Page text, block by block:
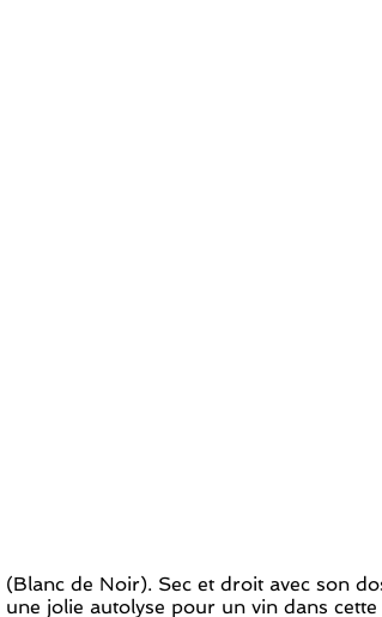
de Noir). Sec et droit avec son
jolie autolyse pour un vin dans